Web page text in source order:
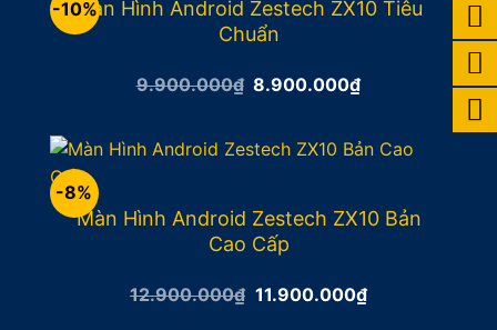
-10%Màn Hình Android Zestech ZX10 Tiêu
Chuẩn
9.900.000₫ Giá
9.900.000₫.
8.900.000₫Giá
là:
8.900.000₫.
-8%
Màn Hình Android Zestech ZX10 Bản
Cao Cấp
12.900.000₫ Giá
11.900.000₫Giá
hiện